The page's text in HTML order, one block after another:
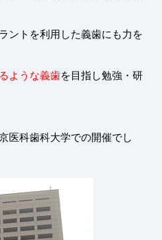
ントを利用した義歯にも力を
ような義歯を目指し勉強・研
医科歯科大学での開催でし